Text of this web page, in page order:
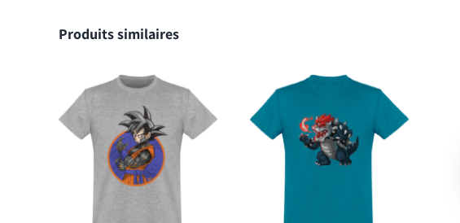
Produits similaires